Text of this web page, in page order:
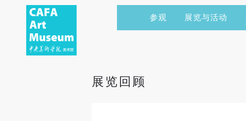
参观 展览与活动
展览回顾